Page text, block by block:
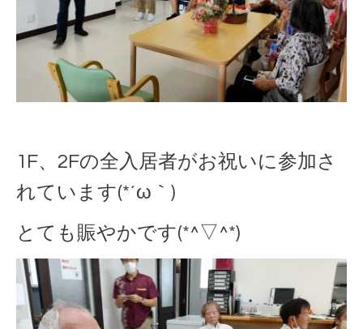
1F、2Fの全入居者がお祝いに参加さ
れています(*´ω｀)
とても賑やかです(*^▽^*)